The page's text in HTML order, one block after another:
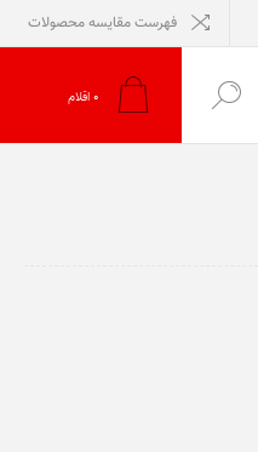
فهرست مقایسه محصولات
0 اقلام